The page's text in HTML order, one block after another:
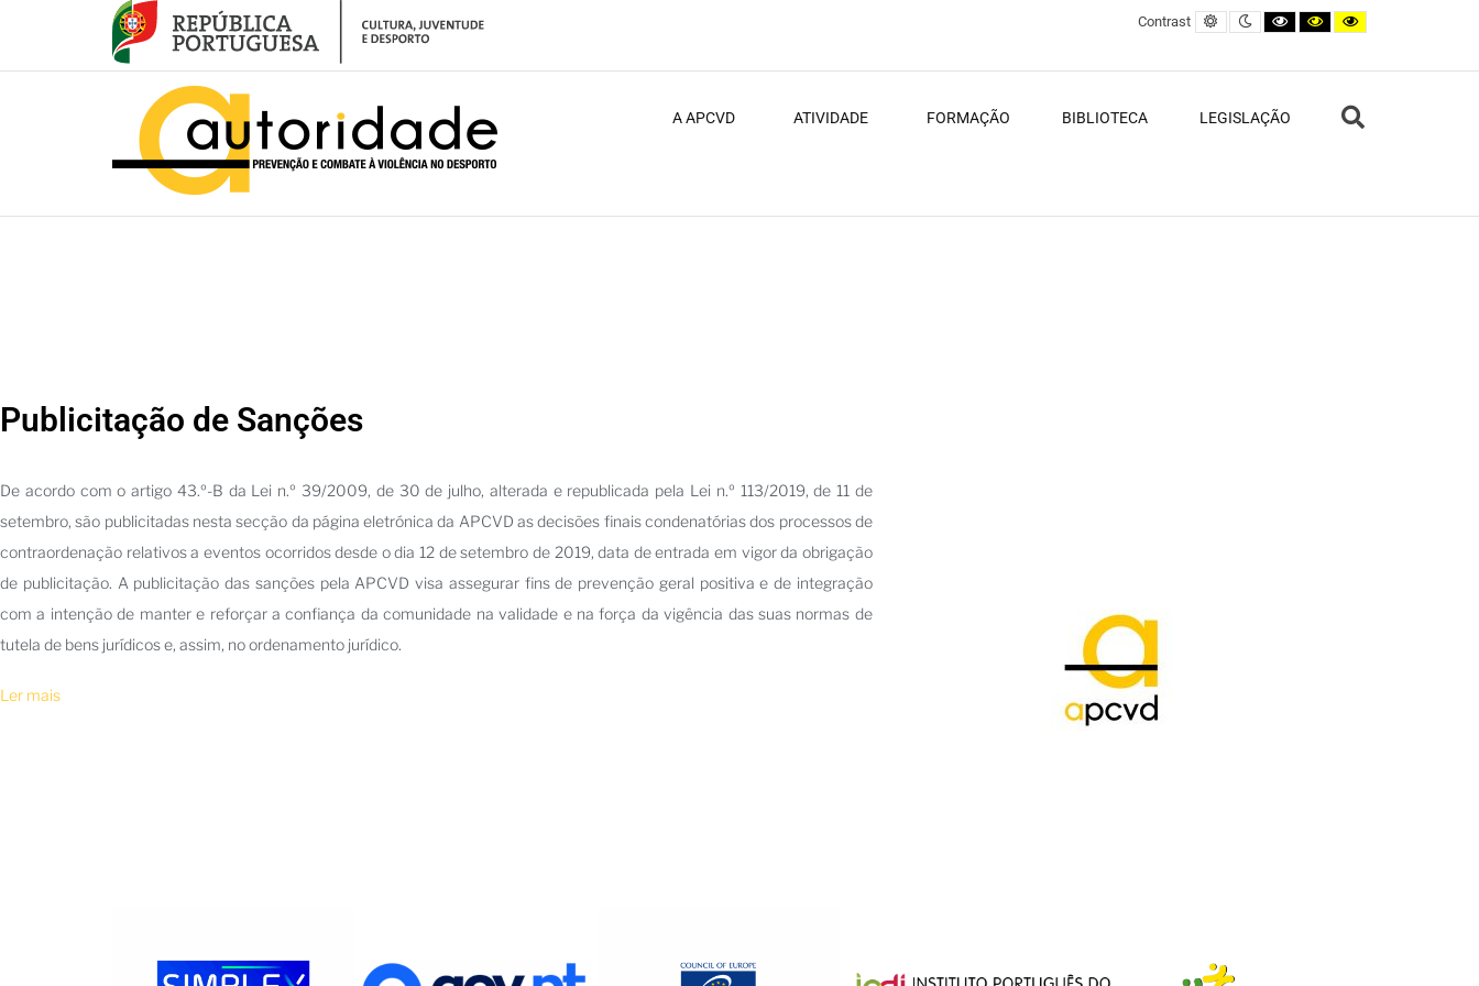
Contrast Default contrast
Night contrast
Black and White contrast
Black and Yellow
Yellow and Black
A APCVD ATIVIDADE FORMAÇÃO BIBLIOTECA LEGISLAÇÃO
Publicitação de Sanções
De acordo com o artigo 43.º-B da Lei n.º 39/2009, de 30 de julho, alterada e republicada pela Lei n.º 113/2019, de 11 de
setembro, são publicitadas nesta secção da página eletrónica da APCVD as decisões finais condenatórias dos processos de
contraordenação relativos a eventos ocorridos desde o dia 12 de setembro de 2019, data de entrada em vigor da obrigação
de publicitação. A publicitação das sanções pela APCVD visa assegurar fins de prevenção geral positiva e de integração
com a intenção de manter e reforçar a confiança da comunidade na validade e na força da vigência das suas normas de
tutela de bens jurídicos e, assim, no ordenamento jurídico.
Ler mais